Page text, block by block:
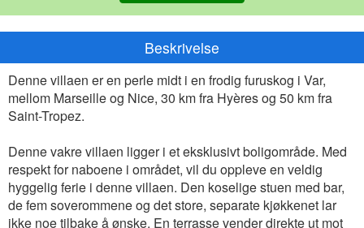
Beskrivelse
Denne villaen er en perle midt i en frodig furuskog i Var,
mellom Marseille og Nice, 30 km fra Hyères og 50 km fra
Saint-Tropez.
Denne vakre villaen ligger i et eksklusivt boligområde. Med
respekt for naboene i området, vil du oppleve en veldig
hyggelig ferie i denne villaen. Den koselige stuen med bar,
de fem soverommene og det store, separate kjøkkenet lar
ikke noe tilbake å ønske. En terrasse vender direkte ut mot